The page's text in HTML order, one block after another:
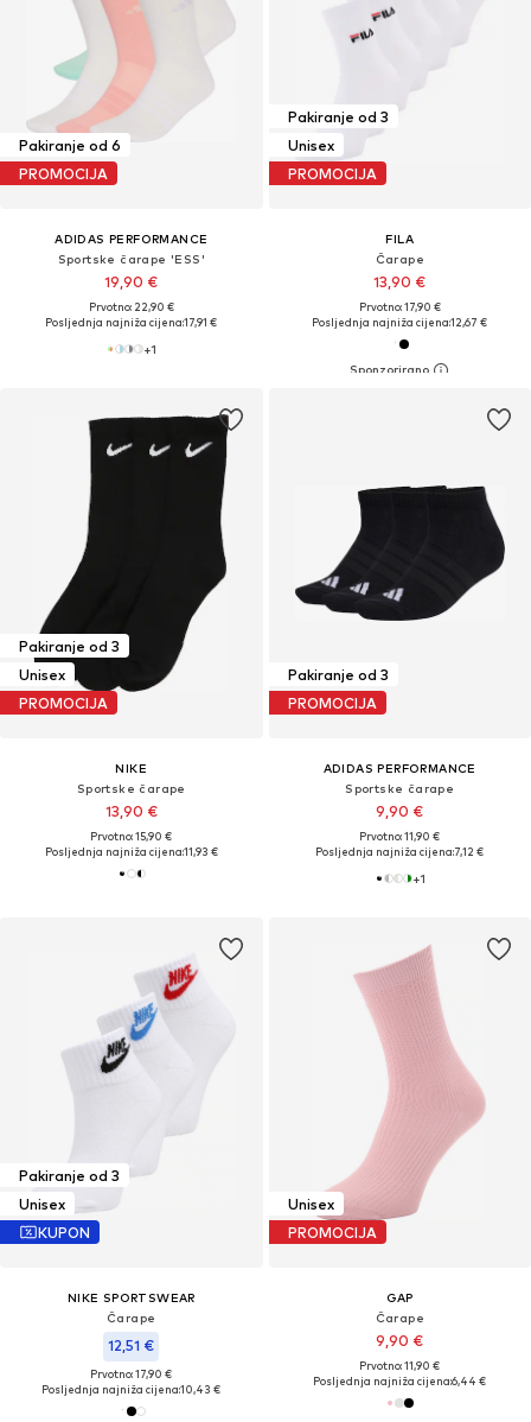
Pakiranje od 6
PROMOCIJA
ADIDAS PERFORMANCE
Sportske čarape 'ESS'
19,90 €
Prvotno: 22,90 €
Posljednja najniža cijena:17,91 €
+1
Pakiranje od 3
Unisex
PROMOCIJA
FILA
Čarape
13,90 €
Prvotno: 17,90 €
Posljednja najniža cijena:12,67 €
Pakiranje od 3
Unisex
PROMOCIJA
NIKE
Sportske čarape
13,90 €
Prvotno: 15,90 €
Posljednja najniža cijena:11,93 €
Pakiranje od 3
PROMOCIJA
ADIDAS PERFORMANCE
Sportske čarape
9,90 €
Prvotno: 11,90 €
Posljednja najniža cijena:7,12 €
+1
Pakiranje od 3
Unisex
KUPON
NIKE SPORTSWEAR
Čarape
12,51 €
Prvotno: 17,90 €
Posljednja najniža cijena:10,43 €
Unisex
PROMOCIJA
GAP
Čarape
9,90 €
Prvotno: 11,90 €
Posljednja najniža cijena:6,44 €